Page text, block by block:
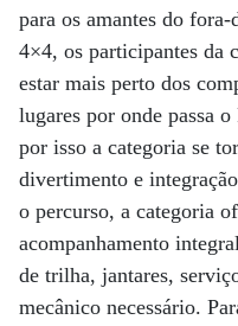
para os amantes do
4×4, os participantes da
estar mais perto dos
lugares por onde passa
por isso a categoria se
divertimento e
o percurso, a categoria
acompanhamento
de trilha, jantares,
mecânico necessário.